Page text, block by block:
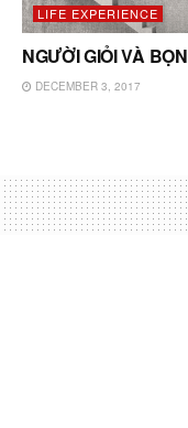
LIFE EXPERIENCE
NGƯỜI GIỎI VÀ
DECEMBER 3, 2017